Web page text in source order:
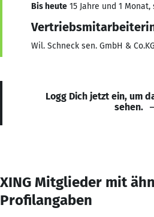
Bis heute 15 Jahre und 1 Monat,
Wil. Schneck sen. GmbH & Co.KG
Logg Dich jetzt ein, um
sehen.
XING Mitglieder mit
Profilangaben